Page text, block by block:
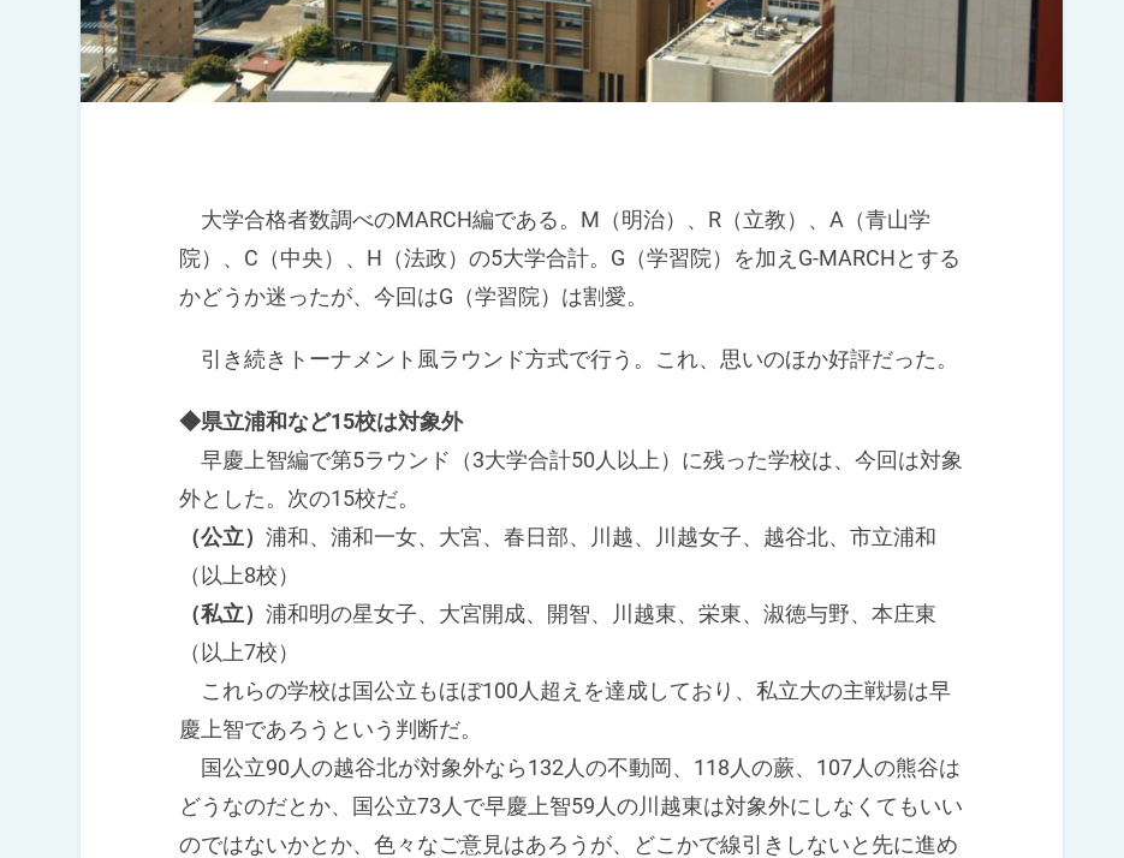
大学合格者数調べのMARCH編である。M（明治）、R（立教）、A（青山学
院）、C（中央）、H（法政）の5大学合計。G（学習院）を加えG-MARCHとする
かどうか迷ったが、今回はG（学習院）は割愛。
引き続きトーナメント風ラウンド方式で行う。これ、思いのほか好評だった。
◆県立浦和など15校は対象外
早慶上智編で第5ラウンド（3大学合計50人以上）に残った学校は、今回は対象
外とした。次の15校だ。
（公立） 浦和、浦和一女、大宮、春日部、川越、川越女子、越谷北、市立浦和
（以上8校）
（私立） 浦和明の星女子、大宮開成、開智、川越東、栄東、淑徳与野、本庄東
（以上7校）
これらの学校は国公立もほぼ100人超えを達成しており、私立大の主戦場は早
慶上智であろうという判断だ。
国公立90人の越谷北が対象外なら132人の不動岡、118人の蕨、107人の熊谷は
どうなのだとか、国公立73人で早慶上智59人の川越東は対象外にしなくてもいい
のではないかとか、色々なご意見はあろうが、どこかで線引きしないと先に進め